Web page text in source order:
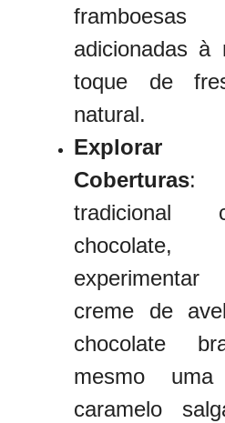
adicionadas à
toque de
natural.
Explorar
Coberturas:
tradicional
creme de
chocolate
mesmo
caramelo